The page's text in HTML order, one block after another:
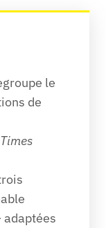
le
de